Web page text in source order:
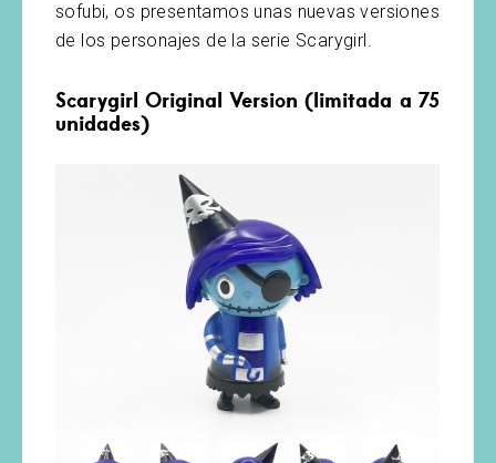
sofubi, os presentamos unas nuevas versiones
de los personajes de la serie Scarygirl.
Scarygirl Original Version (limitada a 75
unidades)